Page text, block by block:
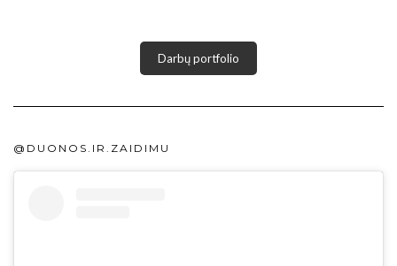
Darbų portfolio
@DUONOS.IR.ZAIDIMU